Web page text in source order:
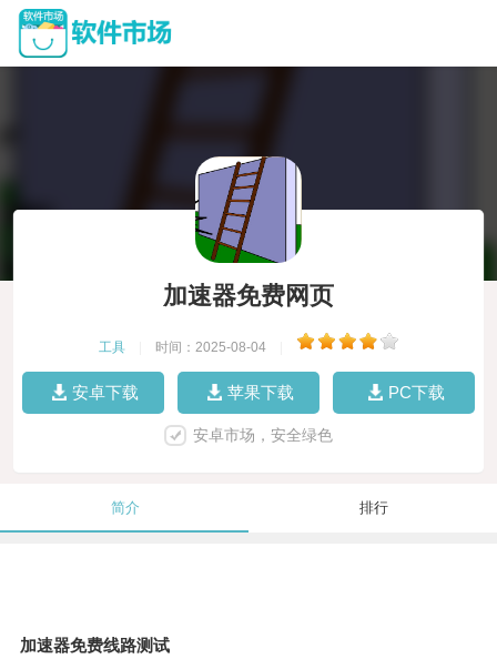
加速器免费网页
工具 时间：2025-08-04
安卓下载 苹果下载 PC下载
安卓市场，安全绿色
简介 排行
加速器免费线路测试